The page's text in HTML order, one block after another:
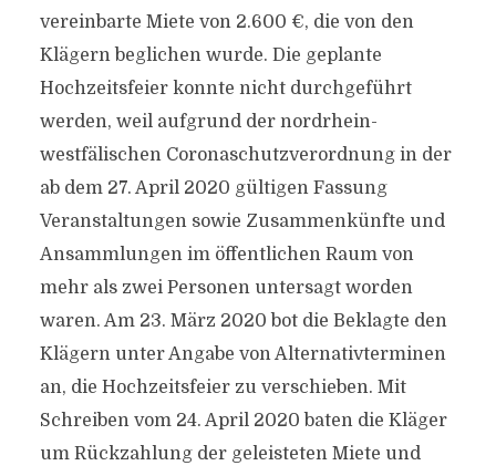
vereinbarte Miete von 2.600 €, die von den
Klägern beglichen wurde. Die geplante
Hochzeitsfeier konnte nicht durchgeführt
werden, weil aufgrund der nordrhein-
westfälischen Coronaschutzverordnung in der
ab dem 27. April 2020 gültigen Fassung
Veranstaltungen sowie Zusammenkünfte und
Ansammlungen im öffentlichen Raum von
mehr als zwei Personen untersagt worden
waren. Am 23. März 2020 bot die Beklagte den
Klägern unter Angabe von Alternativterminen
an, die Hochzeitsfeier zu verschieben. Mit
Schreiben vom 24. April 2020 baten die Kläger
um Rückzahlung der geleisteten Miete und